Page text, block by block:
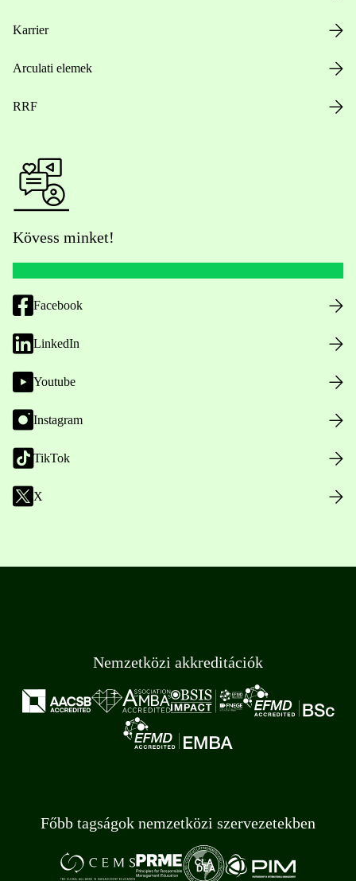
Karrier
Arculati elemek
RRF
Kövess minket!
Facebook
LinkedIn
Youtube
Instagram
TikTok
X
Nemzetközi akkreditációk
Főbb tagságok nemzetközi szervezetekben